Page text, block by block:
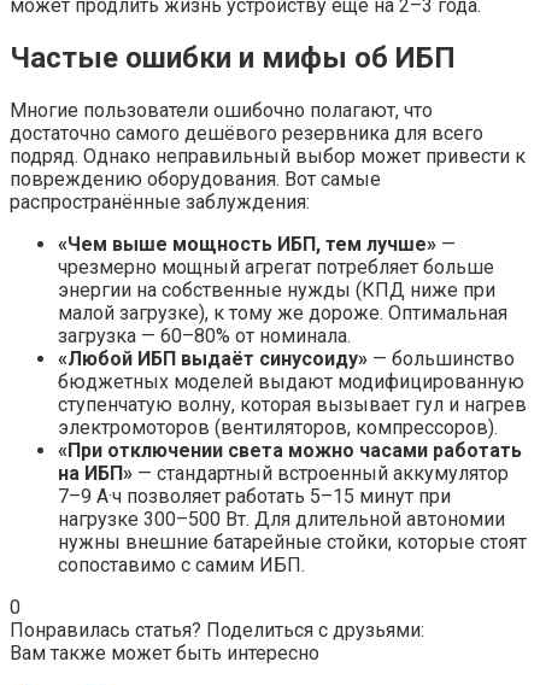
может продлить жизнь устройству ещё на 2–3 года.
Частые ошибки и мифы об ИБП
Многие пользователи ошибочно полагают, что
достаточно самого дешёвого резервника для всего
подряд. Однако неправильный выбор может привести к
повреждению оборудования. Вот самые
распространённые заблуждения:
«Чем выше мощность ИБП, тем лучше» —
чрезмерно мощный агрегат потребляет больше
энергии на собственные нужды (КПД ниже при
малой загрузке), к тому же дороже. Оптимальная
загрузка — 60–80% от номинала.
«Любой ИБП выдаёт синусоиду» — большинство
бюджетных моделей выдают модифицированную
ступенчатую волну, которая вызывает гул и нагрев
электромоторов (вентиляторов, компрессоров).
«При отключении света можно часами работать
на ИБП» — стандартный встроенный аккумулятор
7–9 А·ч позволяет работать 5–15 минут при
нагрузке 300–500 Вт. Для длительной автономии
нужны внешние батарейные стойки, которые стоят
сопоставимо с самим ИБП.
0
Понравилась статья? Поделиться с друзьями:
Вам также может быть интересно